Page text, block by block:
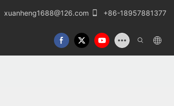
xuanheng1688@126.com +86-18957881377